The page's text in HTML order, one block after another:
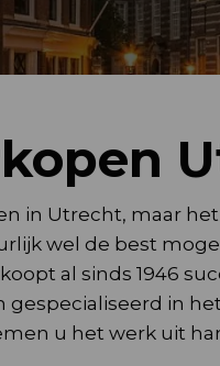
in Utrecht, maar
wel de best
al sinds 1946
gespecialiseerd in
u het werk uit